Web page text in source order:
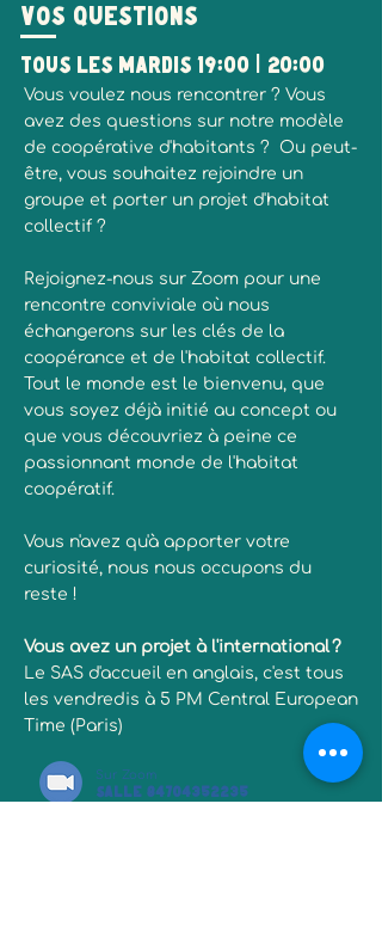
vos questions
Tous les mardis 19:00 | 20:00
Vous voulez nous rencontrer ? Vous
avez des questions sur notre modèle
de coopérative d'habitants ? Ou peut-
être, vous souhaitez rejoindre un
groupe et porter un projet d'habitat
collectif ?
Rejoignez-nous sur Zoom pour une
rencontre conviviale où nous
échangerons sur les clés de la
coopérance et de l'habitat collectif.
Tout le monde est le bienvenu, que
vous soyez déjà initié au concept ou
que vous découvriez à peine ce
passionnant monde de l'habitat
coopératif.
Vous n'avez qu'à apporter votre
curiosité, nous nous occupons du
reste !
Vous avez un projet à l'international ?
Le SAS d'accueil en anglais, c'est tous
les vendredis à 5 PM Central European
Time (Paris)
Salle 84704352235
Sur Zoom